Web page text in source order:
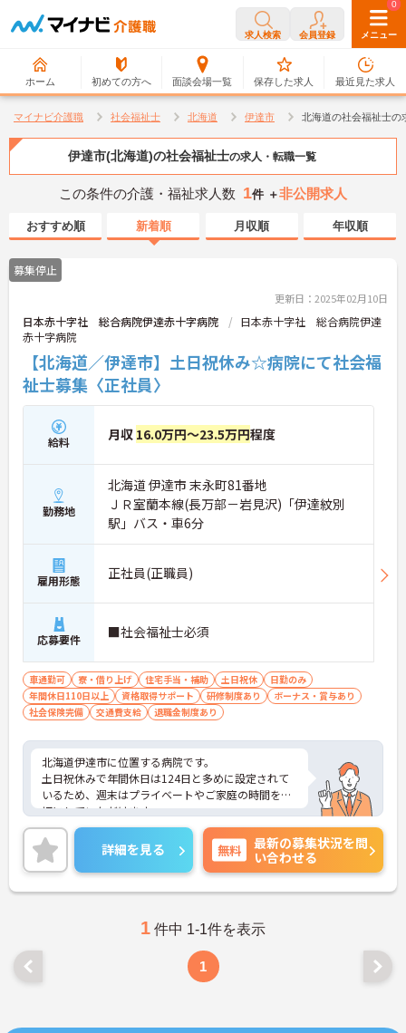
求人検索 会員登録 メニュー
ホーム 初めての方へ 面談会場一覧
0
保存した求人
0
最近見た求人
マイナビ介護職 社会福祉士 北海道 伊達市 北海道の社会福祉士の
伊達市(北海道)の社会福祉士の求人・転職一覧
この条件の介護・福祉求人数 1件 ＋非公開求人
おすすめ順 新着順 月収順 年収順
募集停止
更新日：2025年02月10日
日本赤十字社 総合病院伊達赤十字病院
日本赤十字社 総合病院伊達
赤十字病院
【北海道／伊達市】土日祝休み☆病院にて社会福
祉士募集〈正社員〉
給料 月収 16.0万円～23.5万円程度
勤務地
北海道 伊達市 末永町81番地
ＪＲ室蘭本線(長万部－岩見沢)「伊達紋別
駅」バス・車6分
雇用形態 正社員(正職員)
応募要件 ■社会福祉士必須
車通勤可 寮・借り上げ 住宅手当・補助 土日祝休
日勤のみ
年間休日110日以上
資格取得サポート 研修制度あり
ボーナス・賞与あり
社会保険完備
交通費支給 退職金制度あり
北海道伊達市に位置する病院です。
土日祝休みで年間休日は124日と多めに設定されて
いるため、週末はプライベートやご家庭の時間を大
切にしていただけます。
昇給や賞与制度があり頑張りが評価されてしっかり
と職員に還元されます。
ご興味のある方には、面接対策ポイントなど、さら
に詳細をお話しいたしますのでお気軽にご相談くだ
さい！
詳細を見る 無料
最新の募集状況を問
い合わせる
1 件中 1-1件を表示
1